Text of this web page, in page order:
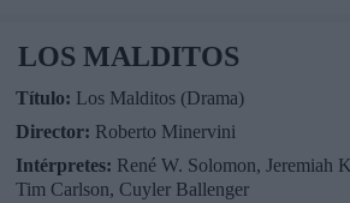
LOS MALDITOS
Título: Los Malditos (Drama)
Director: Roberto Minervini
Intérpretes: René W. Solomon, Jeremiah
Tim Carlson, Cuyler Ballenger